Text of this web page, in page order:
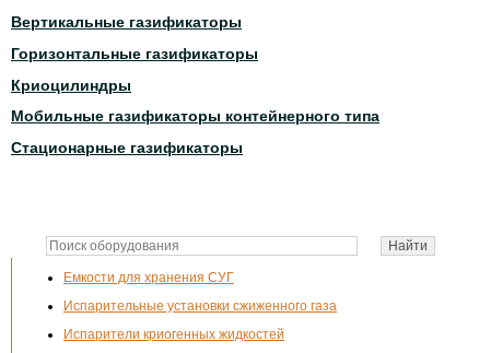
Емкости для хранения СУГ
Испарительные установки сжиженного газа
Испарители криогенных жидкостей
Вертикальные газификаторы
Горизонтальные газификаторы
Криоцилиндры
Мобильные газификаторы контейнерного типа
Стационарные газификаторы